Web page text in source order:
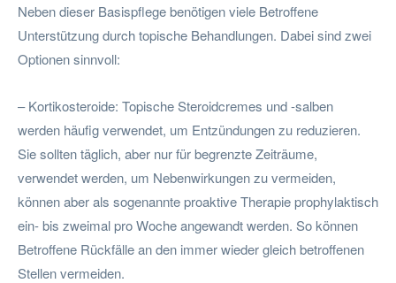
Neben dieser Basispflege benötigen viele Betroffene
Unterstützung durch topische Behandlungen. Dabei sind zwei
Optionen sinnvoll:
– Kortikosteroide: Topische Steroidcremes und -salben
werden häufig verwendet, um Entzündungen zu reduzieren.
Sie sollten täglich, aber nur für begrenzte Zeiträume,
verwendet werden, um Nebenwirkungen zu vermeiden,
können aber als sogenannte proaktive Therapie prophylaktisch
ein- bis zweimal pro Woche angewandt werden. So können
Betroffene Rückfälle an den immer wieder gleich betroffenen
Stellen vermeiden.